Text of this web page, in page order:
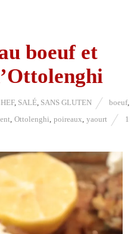
boeuf et
, SALÉ, SANS GLUTEN boeuf,
,Ottolenghi ,poireaux ,yaourt
1